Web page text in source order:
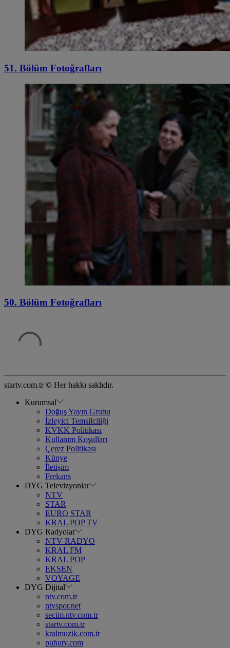
51. Bölüm Fotoğrafları
50. Bölüm Fotoğrafları
startv.com.tr © Her hakkı saklıdır.
Kurumsal
Doğuş Yayın Grubu
İzleyici Temsilciliği
KVKK Politikası
Kullanım Koşulları
Çerez Politikası
Künye
İletişim
Frekans
DYG Televizyonlar
NTV
STAR
EURO STAR
KRAL POP TV
DYG Radyolar
NTV RADYO
KRAL FM
KRAL POP
EKSEN
VOYAGE
DYG Dijital
ntv.com.tr
ntvspor.net
secim.ntv.com.tr
startv.com.tr
kralmuzik.com.tr
puhutv.com